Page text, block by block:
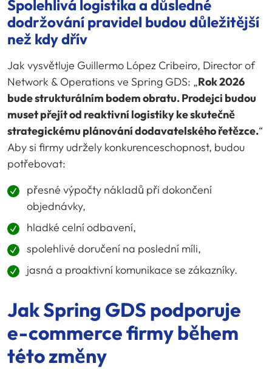
Spolehlivá logistika a důsledné
dodržování pravidel budou důležitější
než kdy dřív
Jak vysvětluje Guillermo López Cribeiro, Director of
Network & Operations ve Spring GDS: „Rok 2026
bude strukturálním bodem obratu. Prodejci budou
muset přejít od reaktivní logistiky ke skutečně
strategickému plánování dodavatelského řetězce.“
Aby si firmy udržely konkurenceschopnost, budou
potřebovat:
přesné výpočty nákladů při dokončení
objednávky,
hladké celní odbavení,
spolehlivé doručení na poslední míli,
jasná a proaktivní komunikace se zákazníky.
JakSpring GDS podporuje
e-commercefirmy během
této změny